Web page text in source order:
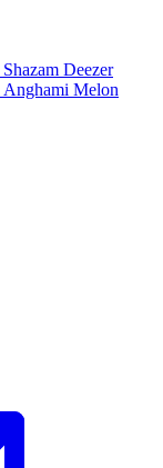
Shazam Deezer
Anghami Melon